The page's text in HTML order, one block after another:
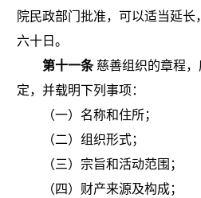
院民政部门批准，可以适当延
六十日。
第十一条 慈善组织的章程
定，并载明下列事项：
（一）名称和住所；
（二）组织形式；
（三）宗旨和活动范围；
（四）财产来源及构成；